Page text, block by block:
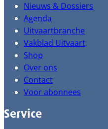
Nieuws & Dossiers
Agenda
Uitvaartbranche
Vakblad Uitvaart
Shop
Over ons
Contact
Voor abonnees
Service